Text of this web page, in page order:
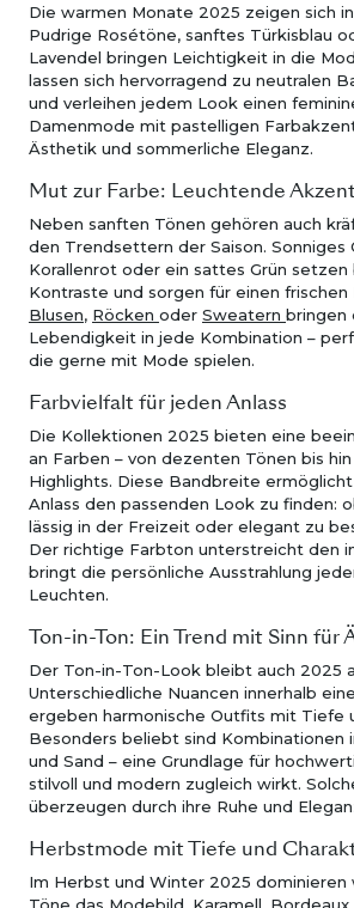
Die warmen Monate 2025 zeigen sich
Pudrige Rosétöne, sanftes Türkisblau
Lavendel bringen Leichtigkeit in die
lassen sich hervorragend zu neutralen
und verleihen jedem Look einen
Damenmode mit pastelligen
Ästhetik und sommerliche Eleganz.
Mut zur Farbe: Leuchtende
Neben sanften Tönen gehören auch
den Trendsettern der Saison. Sonniges
Korallenrot oder ein sattes Grün setzen
Kontraste und sorgen für einen frischen
Blusen, Röcken oder Sweatern bringen
Lebendigkeit in jede Kombination –
die gerne mit Mode spielen.
Farbvielfalt für jeden Anlass
Die Kollektionen 2025 bieten eine
an Farben – von dezenten Tönen bis
Highlights. Diese Bandbreite
Anlass den passenden Look zu finden:
lässig in der Freizeit oder elegant zu
Der richtige Farbton unterstreicht den
bringt die persönliche Ausstrahlung
Leuchten.
Ton-in-Ton: Ein Trend mit Sinn für
Der Ton-in-Ton-Look bleibt auch 2025
Unterschiedliche Nuancen innerhalb
ergeben harmonische Outfits mit Tiefe
Besonders beliebt sind Kombinationen
und Sand – eine Grundlage für
stilvoll und modern zugleich wirkt.
überzeugen durch ihre Ruhe und
Herbstmode mit Tiefe und
Im Herbst und Winter 2025 dominieren